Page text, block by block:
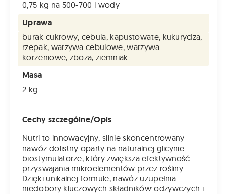
0,75 kg na 500-700 l wody
Uprawa
burak cukrowy, cebula, kapustowate, kukurydza,
rzepak, warzywa cebulowe, warzywa
korzeniowe, zboża, ziemniak
Masa
2 kg
Cechy szczególne/Opis
Nutri to innowacyjny, silnie skoncentrowany
nawóz dolistny oparty na naturalnej glicynie –
biostymulatorze, który zwiększa efektywność
przyswajania mikroelementów przez rośliny.
Dzięki unikalnej formule, nawóz uzupełnia
niedobory kluczowych składników odżywczych i